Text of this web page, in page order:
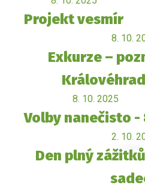
Projekt vesmír
8. 10.
Exkurze –
8. 10. 2025
Volby nanečisto -
2. 10.
Den plný